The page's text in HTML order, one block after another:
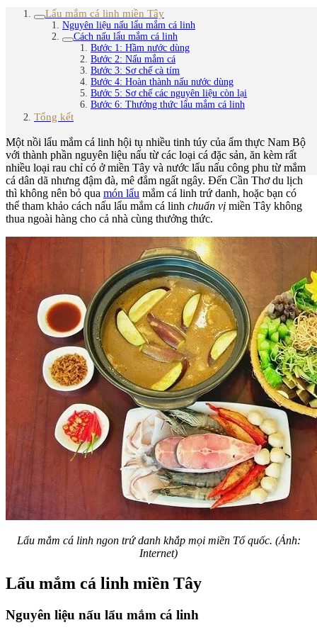
Lẩu mắm cá linh miền Tây
Nguyên liệu nấu lẩu mắm cá linh
Cách nấu lẩu mắm cá linh
Bước 1: Hầm nước dùng
Bước 2: Nấu mắm cá
Bước 3: Sơ chế cà tím
Bước 4: Hoàn thành nấu nước dùng
Bước 5: Sơ chế các nguyên liệu còn lại
Bước 6: Thưởng thức lẩu mắm cá linh
Tổng kết
Một nồi lẩu mắm cá linh hội tụ nhiều tinh túy của ẩm thực Nam Bộ
với thành phần nguyên liệu nấu từ các loại cá đặc sản, ăn kèm rất
nhiều loại rau chỉ có ở miền Tây và nước lẩu nấu công phu từ mắm
cá dân dã nhưng đậm đà, mê đắm ngất ngây. Đến Cần Thơ du lịch
thì không nên bỏ qua món lẩu mắm cá linh trứ danh, hoặc bạn có
thể tham khảo cách nấu lẩu mắm cá linh chuẩn vị miền Tây không
thua ngoài hàng cho cả nhà cùng thưởng thức.
Lẩu mắm cá linh ngon trứ danh khắp mọi miền Tổ quốc. (Ảnh:
Internet)
Lẩu mắm cá linh miền Tây
Nguyên liệu nấu lẩu mắm cá linh